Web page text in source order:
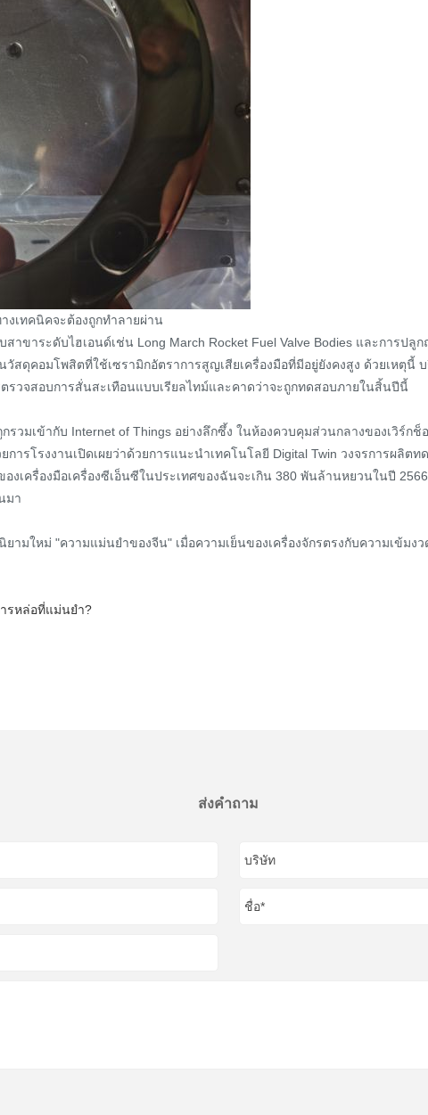
เทคนิคจะต้องถูกทำลายผ่าน
ขาระดับไฮเอนด์เช่น Long March Rocket Fuel Valve Bodies และการปลู
สดุคอมโพสิตที่ใช้เซรามิกอัตราการสูญเสียเครื่องมือที่มีอยู่ยังคงสูง ด้วยเหตุ
รวจสอบการสั่นสะเทือนแบบเรียลไทม์และคาดว่าจะถูกทดสอบภายในสิ้นปีนี้
กรวมเข้ากับ Internet of Things อย่างลึกซึ้ง ในห้องควบคุมส่วนกลางของเวิร์
รโรงงานเปิดเผยว่าด้วยการแนะนำเทคโนโลยี Digital Twin วงจรการผลิ
เครื่องมือเครื่องซีเอ็นซีในประเทศของฉันจะเกิน 380 พันล้านหยวนในปี
มา
ามใหม่ "ความแม่นยำของจีน" เมื่อความเย็นของเครื่องจักรตรงกับความเข้ม
รหล่อที่แม่นยำ?
ส่งคำถาม